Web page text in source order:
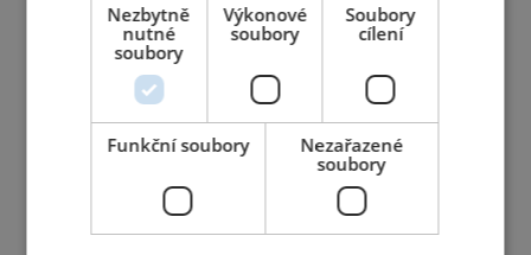
Nezbytně
nutné
soubory
Výkonové
soubory
Soubory
cílení
Funkční soubory
Nezařazené
soubory